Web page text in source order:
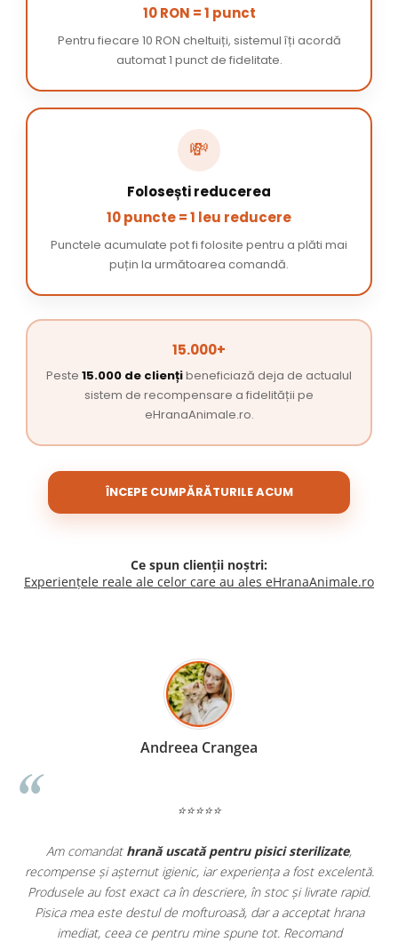
10 RON = 1 punct
Pentru fiecare 10 RON cheltuiți, sistemul îți acordă
automat 1 punct de fidelitate.
💸
Folosești reducerea
10 puncte = 1 leu reducere
Punctele acumulate pot fi folosite pentru a plăti mai
puțin la următoarea comandă.
15.000+
Peste 15.000 de cliențibeneficiază deja de actualul
sistem de recompensare a fidelității pe
eHranaAnimale.ro.
ÎNCEPE CUMPĂRĂTURILE ACUM
Ce spun clienții noștri:
Experiențele reale ale celor care au ales eHranaAnimale.ro
Madalina Stancea
⭐⭐⭐⭐⭐
Apreciez foarte mult faptul că peehranaanimale.rogăsesc
doar hrană, ci și produse dinfarmacia veterinară:
antiparazitare, suplimente și soluții de îngrijire. Este foarte
comod să pot comanda tot ce am nevoie pentru animalul
dintr-un singur loc. Livrarea a fost rapidă, iar produsele au fost